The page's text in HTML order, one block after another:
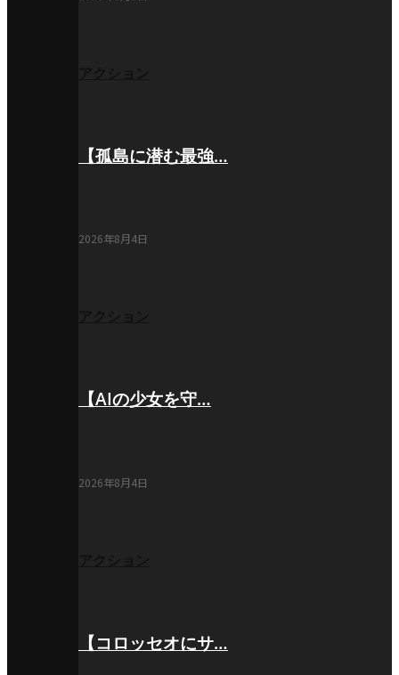
【孤島に潜む最強…
2026年8月4日
【AIの少女を守…
2026年8月4日
【コロッセオにサ…